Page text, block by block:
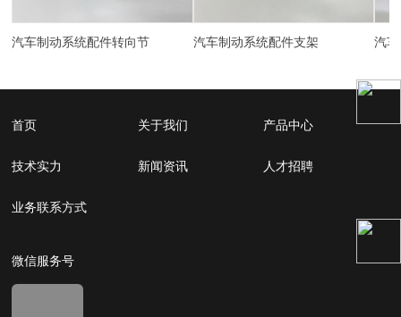
汽车制动系统配件转向节 汽车制动系统配件支架
首页 关于我们 产品中心
技术实力 新闻资讯 人才招聘
业务联系方式
微信服务号